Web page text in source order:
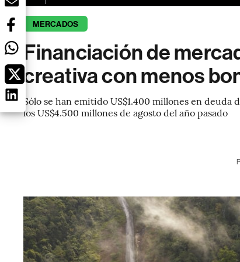
MERCADOS
Financiación de
creativa con menos
Sólo se han emitido US$1.400 millones en
los US$4.500 millones de agosto del año pasado